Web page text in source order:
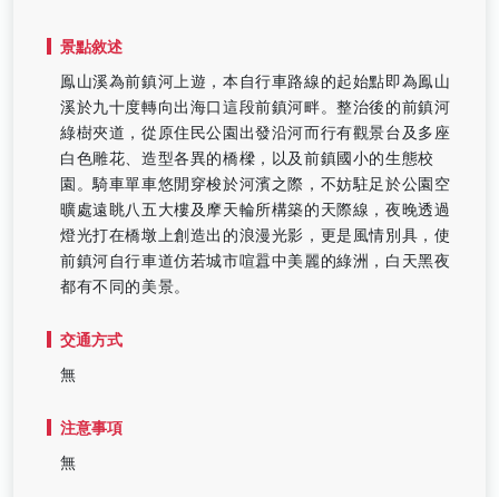
景點敘述
鳯山溪為前鎮河上遊，本自行車路線的起始點即為鳯山
溪於九十度轉向出海口這段前鎮河畔。整治後的前鎮河
綠樹夾道，從原住民公園出發沿河而行有觀景台及多座
白色雕花、造型各異的橋樑，以及前鎮國小的生態校
園。騎車單車悠閒穿梭於河濱之際，不妨駐足於公園空
曠處遠眺八五大樓及摩天輪所構築的天際線，夜晚透過
燈光打在橋墩上創造出的浪漫光影，更是風情別具，使
前鎮河自行車道仿若城市喧囂中美麗的綠洲，白天黑夜
都有不同的美景。
交通方式
無
注意事項
無